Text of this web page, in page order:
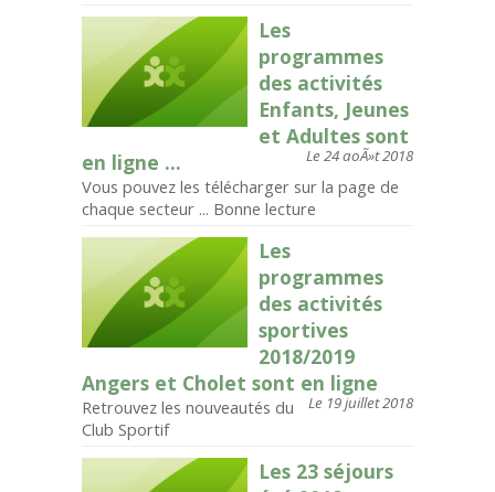
Les
programmes
des activités
Enfants, Jeunes
et Adultes sont
en ligne ...
Le 24 aoÃ»t 2018
Vous pouvez les télécharger sur la page de
chaque secteur ... Bonne lecture
Les
programmes
des activités
sportives
2018/2019
Angers et Cholet sont en ligne
Le 19 juillet 2018
Retrouvez les nouveautés du
Club Sportif
Les 23 séjours